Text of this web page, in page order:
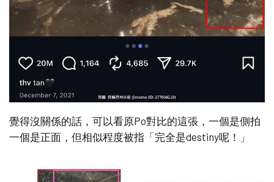
覺得沒關係的話，可以看原Po對比的這張，一個是側拍
一個是正面，但相似程度被指「完全是destiny呢！」